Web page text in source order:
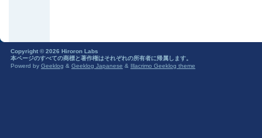
Copyright © 2026 Hiroron Labs
本ページのすべての商標と著作権はそれぞれの所有者に帰属します。
Powerd by Geeklog & Geeklog Japanese & Illacrimo Geeklog theme